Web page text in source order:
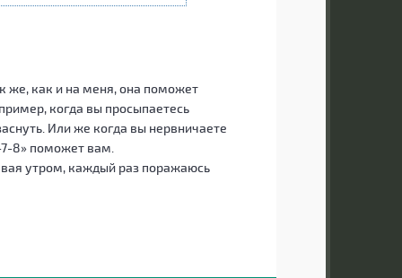
же, как и на меня, она поможет
когда вы просыпаетесь
Или же когда вы нервничаете
8» поможет вам.
утром, каждый раз поражаюсь